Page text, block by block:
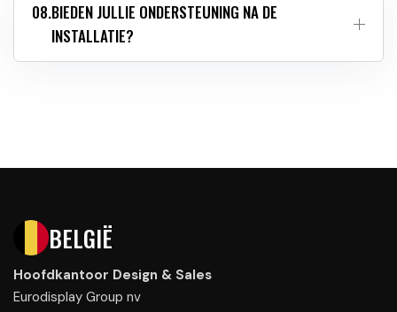
08.BIEDEN JULLIE ONDERSTEUNING NA DE
INSTALLATIE?
BELGIË
Hoofdkantoor Design & Sales
Eurodisplay Group nv